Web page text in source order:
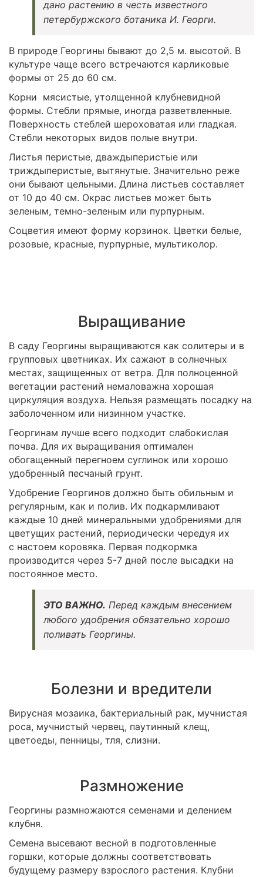
дано растению в честь известного
петербуржского ботаника И. Георги.
В природе Георгины бывают до 2,5 м. высотой. В
культуре чаще всего встречаются карликовые
формы от 25 до 60 см.
Корни мясистые, утолщенной клубневидной
формы. Стебли прямые, иногда разветвленные.
Поверхность стеблей шероховатая или гладкая.
Стебли некоторых видов полые внутри.
Листья перистые, дваждыперистые или
триждыперистые, вытянутые. Значительно реже
они бывают цельными. Длина листьев составляет
от 10 до 40 см. Окрас листьев может быть
зеленым, темно-зеленым или пурпурным.
Соцветия имеют форму корзинок. Цветки белые,
розовые, красные, пурпурные, мультиколор.
Выращивание
В саду Георгины выращиваются как солитеры и в
групповых цветниках. Их сажают в солнечных
местах, защищенных от ветра. Для полноценной
вегетации растений немаловажна хорошая
циркуляция воздуха. Нельзя размещать посадку на
заболоченном или низинном участке.
Георгинам лучше всего подходит слабокислая
почва. Для их выращивания оптимален
обогащенный перегноем суглинок или хорошо
удобренный песчаный грунт.
Удобрение Георгинов должно быть обильным и
регулярным, как и полив. Их подкармливают
каждые 10 дней минеральными удобрениями для
цветущих растений, периодически чередуя их
с настоем коровяка. Первая подкормка
производится через 5-7 дней после высадки на
постоянное место.
ЭТО ВАЖНО. Перед каждым внесением
любого удобрения обязательно хорошо
поливать Георгины.
Болезни и вредители
Вирусная мозаика, бактериальный рак, мучнистая
роса, мучнистый червец, паутинный клещ,
цветоеды, пенницы, тля, слизни.
Размножение
Георгины размножаются семенами и делением
клубня.
Семена высевают весной в подготовленные
горшки, которые должны соответствовать
будущему размеру взрослого растения. Клубни